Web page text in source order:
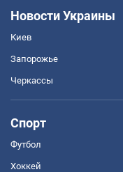
Новости Украины
Киев
Запорожье
Черкассы
Спорт
Футбол
Хоккей